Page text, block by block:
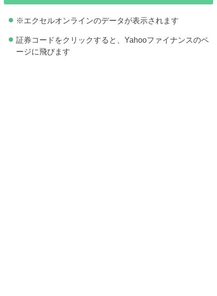
※エクセルオンラインのデータが表示されます
証券コードをクリックすると、Yahooファイナンスのペ
ージに飛びます